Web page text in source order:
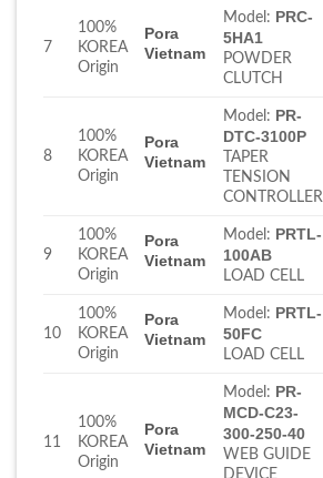
7
100%
KOREA
Origin
Pora
Vietnam
Model: PRC-
5HA1
POWDER
CLUTCH
8
100%
KOREA
Origin
Pora
Vietnam
Model: PR-
DTC-3100P
TAPER
TENSION
CONTROLLER
9
100%
KOREA
Origin
Pora
Vietnam
Model: PRTL-
100AB
LOAD CELL
10
100%
KOREA
Origin
Pora
Vietnam
Model: PRTL-
50FC
LOAD CELL
11
100%
KOREA
Origin
Pora
Vietnam
Model: PR-
MCD-C23-
300-250-40
WEB GUIDE
DEVICE